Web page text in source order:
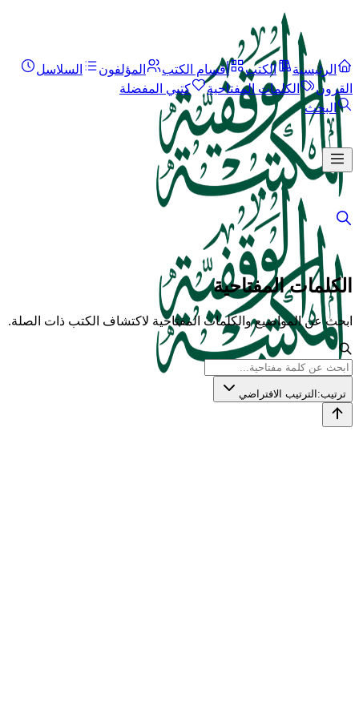
الرئيسية الكتب أقسام الكتب المؤلفون
السلاسل
القرون
الكلمات المفتاحية
كتبي المفضلة
البحث
الكلمات المفتاحية
ابحث عن المواضيع والكلمات المفتاحية لاكتشاف الكتب ذات الصلة.
ترتيب: الترتيب الافتراضي